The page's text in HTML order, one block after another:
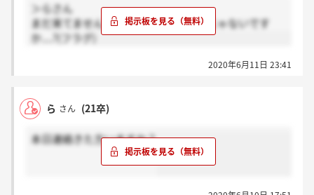
＞らさん
まだ来てません...さすがに明日来るんじゃないです
か....?(フラグ)
2020年6月11日 23:41
ら さん (21卒)
本日連絡きた方いますか？